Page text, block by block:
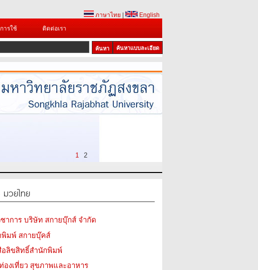
ภาษาไทย
English
ารใช้ ติดต่อเรา
ค้นหาแบบละเอียด
1 2
วยไทย
าการ บริษัท สกายบุ๊กส์ จำกัด
พิมพ์ สกายบุ๊คส์
อลิขสิทธิ์สำนักพิมพ์
องเที่ยว สุขภาพและอาหาร